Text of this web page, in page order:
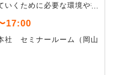
くために必要な環境や指
17:00
社 セミナールーム（岡山